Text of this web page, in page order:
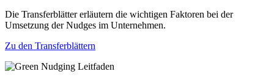
Die Transferblätter erläutern die wichtigen Faktoren bei der
Umsetzung der Nudges im Unternehmen.
Zu den Transferblättern